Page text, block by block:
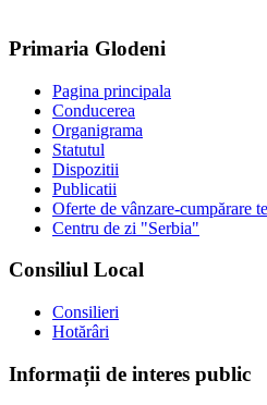
Primaria Glodeni
Pagina principala
Conducerea
Organigrama
Statutul
Dispozitii
Publicatii
Oferte de vânzare-cumpărare
Centru de zi "Serbia"
Consiliul Local
Consilieri
Hotărâri
Informații de interes public